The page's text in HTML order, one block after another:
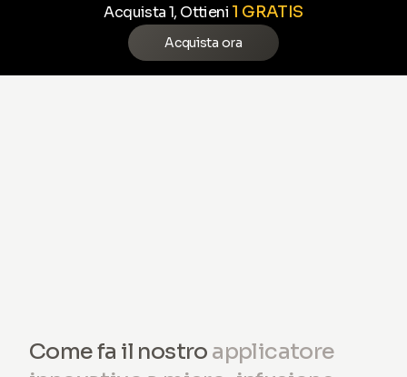
Acquista 1, Ottieni 1 GRATIS
Acquista ora
Come fa il nostro applicatore